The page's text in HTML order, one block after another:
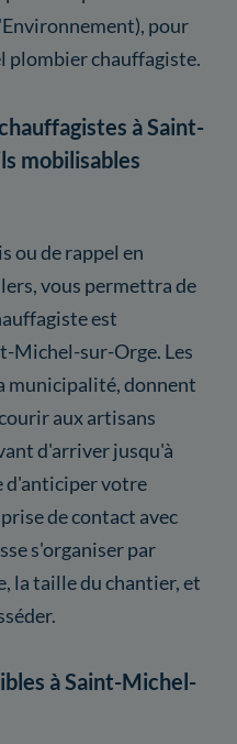
pour
plombier chauffagiste.
à Saint-
mobilisables
ou de rappel en
vous permettra de
est
Michel-sur-Orge. Les
municipalité, donnent
aux artisans
d'arriver jusqu'à
d'anticiper votre
de contact avec
s'organiser par
la taille du chantier, et
à Saint-Michel-